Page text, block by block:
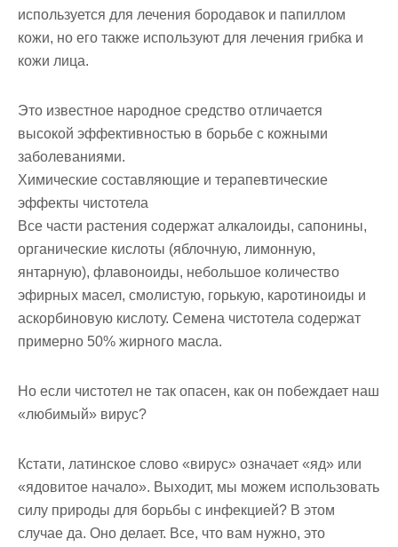
используется для лечения бородавок и папиллом
кожи, но его также используют для лечения грибка и
кожи лица.
Это известное народное средство отличается
высокой эффективностью в борьбе с кожными
заболеваниями.
Химические составляющие и терапевтические
эффекты чистотела
Все части растения содержат алкалоиды, сапонины,
органические кислоты (яблочную, лимонную,
янтарную), флавоноиды, небольшое количество
эфирных масел, смолистую, горькую, каротиноиды и
аскорбиновую кислоту. Семена чистотела содержат
примерно 50% жирного масла.
Но если чистотел не так опасен, как он побеждает наш
«любимый» вирус?
Кстати, латинское слово «вирус» означает «яд» или
«ядовитое начало». Выходит, мы можем использовать
силу природы для борьбы с инфекцией? В этом
случае да. Оно делает. Все, что вам нужно, это